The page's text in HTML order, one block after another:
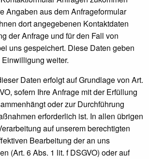
Angaben aus dem Anfrageformular
dort angegebenen Kontaktdaten
der Anfrage und für den Fall von
uns gespeichert. Diese Daten geben
weiter.
Daten erfolgt auf Grundlage von Art.
sofern Ihre Anfrage mit der Erfüllung
oder zur Durchführung
erforderlich ist. In allen übrigen
auf unserem berechtigten
Bearbeitung der an uns
(Art. 6 Abs. 1 lit. f DSGVO) oder auf